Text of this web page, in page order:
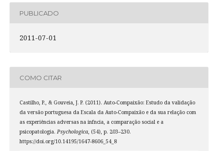
PUBLICADO
2011-07-01
COMO CITAR
Castilho, P., & Gouveia, J. P. (2011). Auto-Compaixão: Estudo da validação
da versão portuguesa da Escala da Auto-Compaixão e da sua relação com
as experiências adversas na infncia, a comparação social e a
psicopatologia. Psychologica, (54), p. 203–230.
https://doi.org/10.14195/1647-8606_54_8